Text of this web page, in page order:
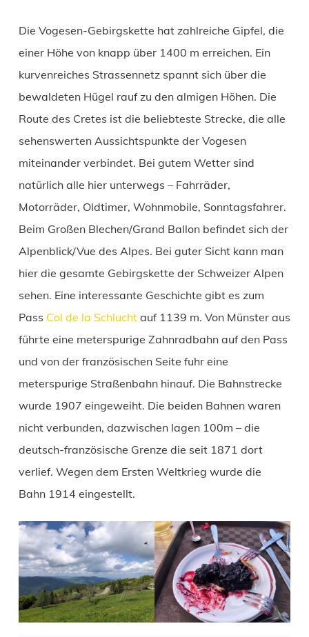
Die Vogesen-Gebirgskette hat zahlreiche Gipfel, die
einer Höhe von knapp über 1400 m erreichen. Ein
kurvenreiches Strassennetz spannt sich über die
bewaldeten Hügel rauf zu den almigen Höhen. Die
Route des Cretes ist die beliebteste Strecke, die alle
sehenswerten Aussichtspunkte der Vogesen
miteinander verbindet. Bei gutem Wetter sind
natürlich alle hier unterwegs – Fahrräder,
Motorräder, Oldtimer, Wohnmobile, Sonntagsfahrer.
Beim Großen Blechen/Grand Ballon befindet sich der
Alpenblick/Vue des Alpes. Bei guter Sicht kann man
hier die gesamte Gebirgskette der Schweizer Alpen
sehen. Eine interessante Geschichte gibt es zum
Pass Col de la Schlucht auf 1139 m. Von Münster aus
führte eine meterspurige Zahnradbahn auf den Pass
und von der französischen Seite fuhr eine
meterspurige Straßenbahn hinauf. Die Bahnstrecke
wurde 1907 eingeweiht. Die beiden Bahnen waren
nicht verbunden, dazwischen lagen 100m – die
deutsch-französische Grenze die seit 1871 dort
verlief. Wegen dem Ersten Weltkrieg wurde die
Bahn 1914 eingestellt.